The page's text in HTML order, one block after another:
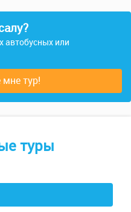
автобусных или
тур!
туры